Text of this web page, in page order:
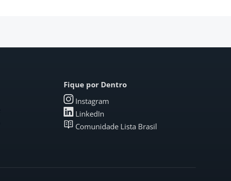
Fique por Dentro
Instagram
LinkedIn
Comunidade Lista Brasil